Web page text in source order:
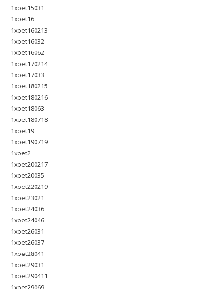
1xbet15031
1xbet16
1xbet160213
1xbet16032
1xbet16062
1xbet170214
1xbet17033
1xbet180215
1xbet180216
1xbet18063
1xbet180718
1xbet19
1xbet190719
1xbet2
1xbet200217
1xbet20035
1xbet220219
1xbet23021
1xbet24036
1xbet24046
1xbet26031
1xbet26037
1xbet28041
1xbet29031
1xbet290411
1xbet29069